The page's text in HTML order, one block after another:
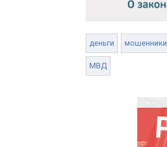
деньги мошенники
МВД